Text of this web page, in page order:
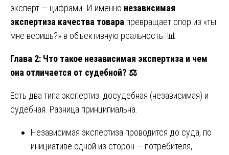
эксперт — цифрами. И именно независимая
экспертиза качества товара превращает спор из «ты
мне веришь?» в объективную реальность. 📊
Глава 2: Что такое независимая экспертиза и чем
она отличается от судебной? ⚖️
Есть два типа экспертиз: досудебная (независимая) и
судебная. Разница принципиальна.
Независимая экспертиза проводится до суда, по
инициативе одной из сторон — потребителя,